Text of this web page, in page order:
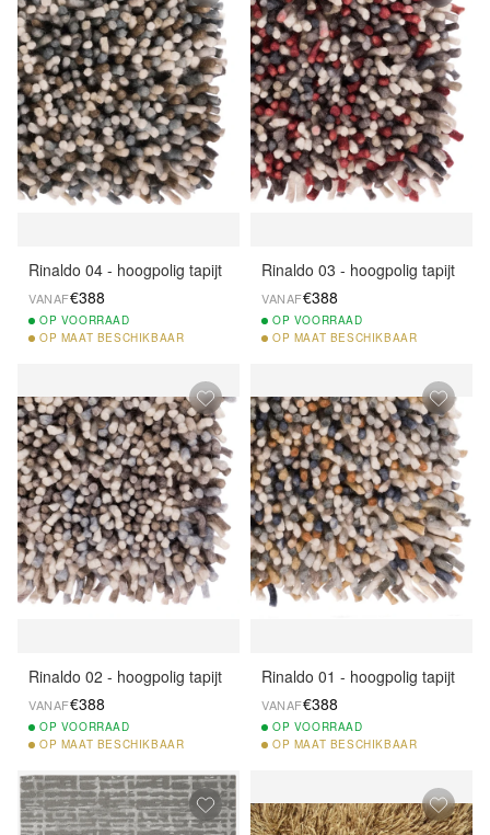
Rinaldo 04 - hoogpolig tapijt
VANAF€388
OP VOORRAAD
OP MAAT BESCHIKBAAR
Rinaldo 03 - hoogpolig tapijt
VANAF€388
OP VOORRAAD
OP MAAT BESCHIKBAAR
Rinaldo 02 - hoogpolig tapijt
VANAF€388
OP VOORRAAD
OP MAAT BESCHIKBAAR
Rinaldo 01 - hoogpolig tapijt
VANAF€388
OP VOORRAAD
OP MAAT BESCHIKBAAR